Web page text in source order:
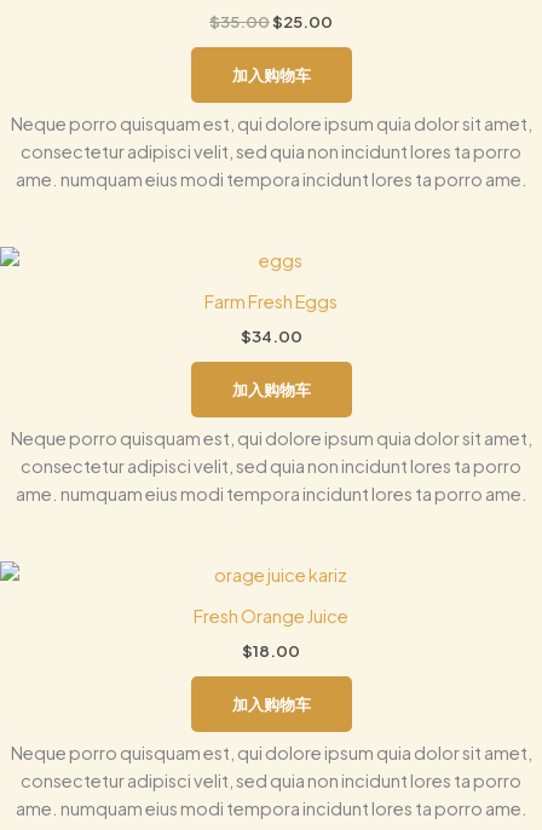
$35.00$25.00
$25.00。
加入购物车
Neque porro quisquam est, qui dolore ipsum quia dolor sit amet,
consectetur adipisci velit, sed quia non incidunt lores ta porro
ame. numquam eius modi tempora incidunt lores ta porro ame.
Farm Fresh Eggs
$34.00
加入购物车
Neque porro quisquam est, qui dolore ipsum quia dolor sit amet,
consectetur adipisci velit, sed quia non incidunt lores ta porro
ame. numquam eius modi tempora incidunt lores ta porro ame.
Fresh Orange Juice
$18.00
加入购物车
Neque porro quisquam est, qui dolore ipsum quia dolor sit amet,
consectetur adipisci velit, sed quia non incidunt lores ta porro
ame. numquam eius modi tempora incidunt lores ta porro ame.